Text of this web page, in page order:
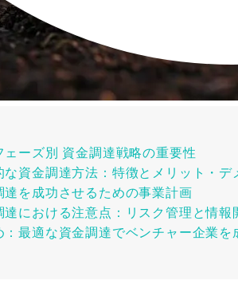
ェーズ別 資金調達戦略の重要性
な資金調達方法：特徴とメリット・デ
達を成功させるための事業計画
達における注意点：リスク管理と情報
：最適な資金調達でベンチャー企業を